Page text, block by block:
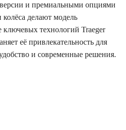
и премиальными опциями
делают модель
ключевых технологий Traeger
её привлекательность для
и современные решения.